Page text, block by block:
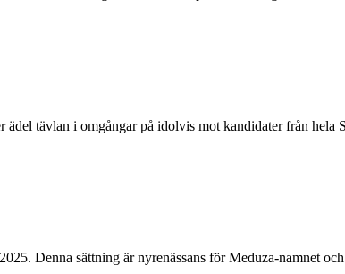
tävlan i omgångar på idolvis mot kandidater från hela
Denna sättning är nyrenässans för Meduza-namnet